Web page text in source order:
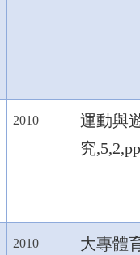
2010
運動與
究
2010
大專體